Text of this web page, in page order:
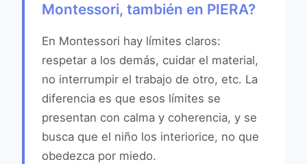
Montessori, también en PIERA?
En Montessori hay límites claros:
respetar a los demás, cuidar el material,
no interrumpir el trabajo de otro, etc. La
diferencia es que esos límites se
presentan con calma y coherencia, y se
busca que el niño los interiorice, no que
obedezca por miedo.